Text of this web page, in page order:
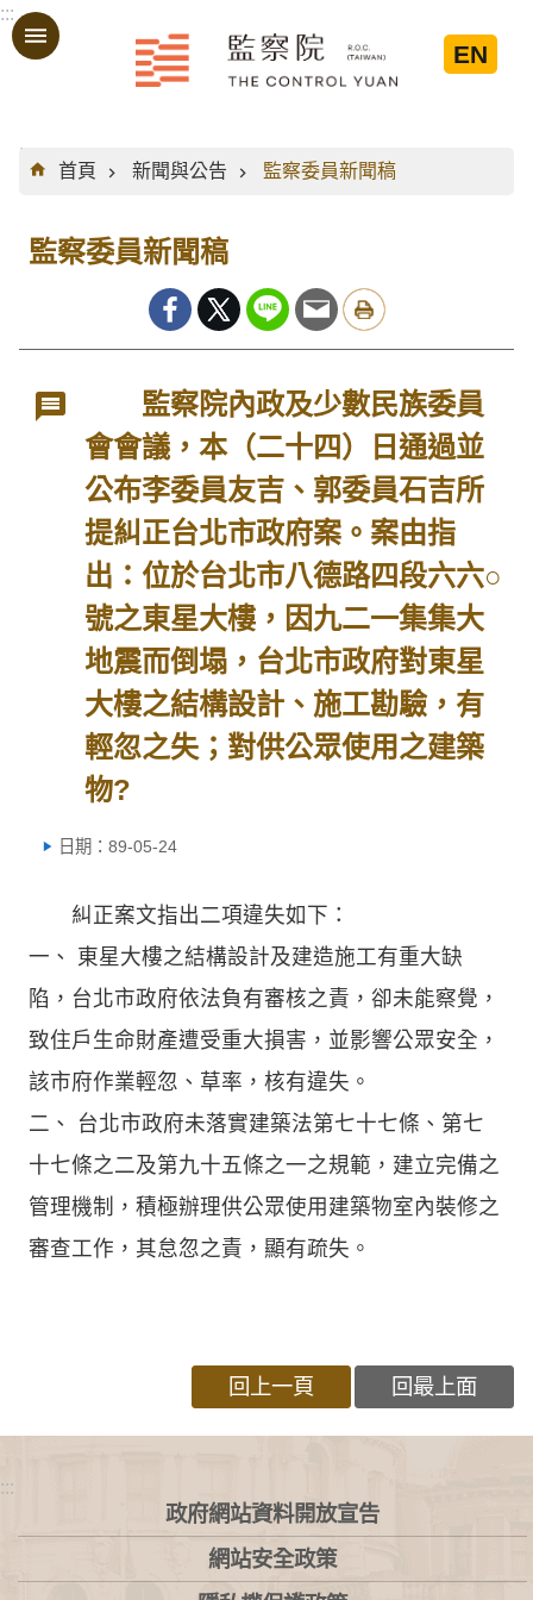
跳到主要內容區塊
:::
EN
:::
首頁
新聞與公告 監察委員新聞稿
監察委員新聞稿
監察院內政及少數民族委員
會會議，本（二十四）日通過並
公布李委員友吉、郭委員石吉所
提糾正台北市政府案。案由指
出：位於台北市八德路四段六六○
號之東星大樓，因九二一集集大
地震而倒塌，台北市政府對東星
大樓之結構設計、施工勘驗，有
輕忽之失；對供公眾使用之建築
物?
日期：89-05-24
糾正案文指出二項違失如下：
一、 東星大樓之結構設計及建造施工有重大缺
陷，台北市政府依法負有審核之責，卻未能察覺，
致住戶生命財產遭受重大損害，並影響公眾安全，
該市府作業輕忽、草率，核有違失。
二、 台北市政府未落實建築法第七十七條、第七
十七條之二及第九十五條之一之規範，建立完備之
管理機制，積極辦理供公眾使用建築物室內裝修之
審查工作，其怠忽之責，顯有疏失。
回上一頁 回最上面
:::
政府網站資料開放宣告
網站安全政策